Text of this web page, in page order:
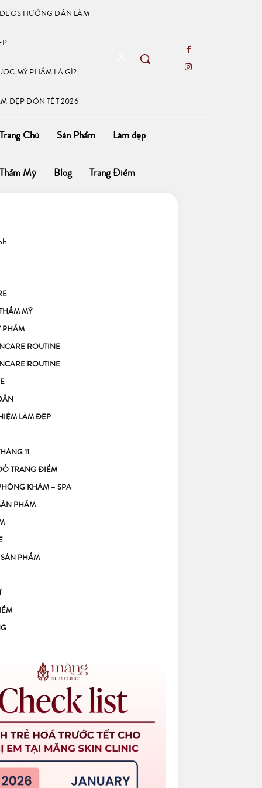
HƯỚNG DẪN LÀM
MỸ PHẨM LÀ GÌ?
ĐẸP ĐÓN TẾT 2026
Chủ Sản Phẩm Làm đẹp
Mỹ Blog Trang Điểm
MỸ
PHẨM
ROUTINE
ROUTINE
LÀM ĐẸP
11
TRANG ĐIỂM
KHÁM – SPA
PHẨM
PHẨM